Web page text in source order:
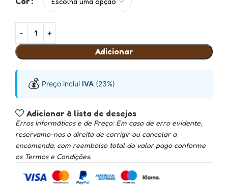
Adicionar
💰 Preço inclui IVA (23%)
Adicionar à lista de desejos
Erros Informáticos e de Preço: Em caso de erro evidente,
reservamo-nos o direito de corrigir ou cancelar a
encomenda, com reembolso total do valor pago conforme
os Termos e Condições.